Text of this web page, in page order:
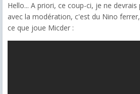
Hello... A priori, ce coup-ci, je ne
avec la modération, c'est du Nino
ce que joue Micder :